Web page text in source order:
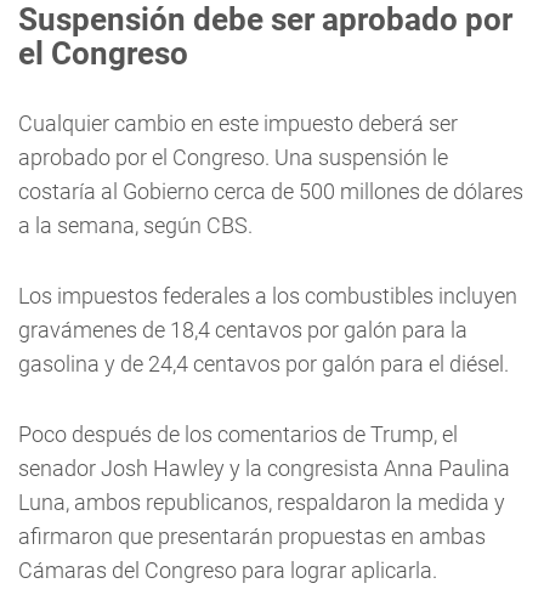
Suspensión debe ser aprobado por
el Congreso
Cualquier cambio en este impuesto deberá ser
aprobado por el Congreso. Una suspensión le
costaría al Gobierno cerca de 500 millones de dólares
a la semana, según CBS.
Los impuestos federales a los combustibles incluyen
gravámenes de 18,4 centavos por galón para la
gasolina y de 24,4 centavos por galón para el diésel.
Poco después de los comentarios de Trump, el
senador Josh Hawley y la congresista Anna Paulina
Luna, ambos republicanos, respaldaron la medida y
afirmaron que presentarán propuestas en ambas
Cámaras del Congreso para lograr aplicarla.